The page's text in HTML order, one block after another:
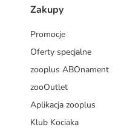
Zakupy
Promocje
Oferty specjalne
zooplus ABOnament
zooOutlet
Aplikacja zooplus
Klub Kociaka